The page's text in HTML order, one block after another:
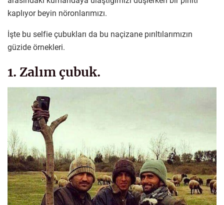
kaplıyor beyin nöronlarımızı.
İşte bu selfie çubukları da bu naçizane pırıltılarımızın
güzide örnekleri.
1. Zalım çubuk.